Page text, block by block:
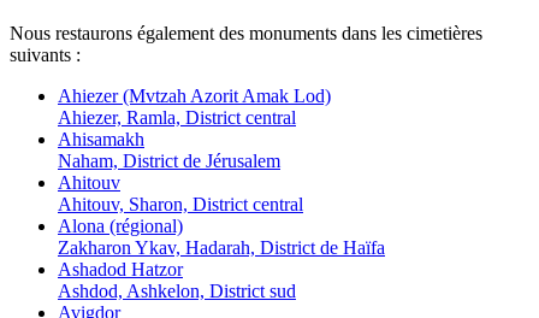
Nous restaurons également des monuments dans les cimetières
suivants :
Ahiezer (Mvtzah Azorit Amak Lod)
Ahiezer, Ramla, District central
Ahisamakh
Naham, District de Jérusalem
Ahitouv
Ahitouv, Sharon, District central
Alona (régional)
Zakharon Ykav, Hadarah, District de Haïfa
Ashadod Hatzor
Ashdod, Ashkelon, District sud
Avigdor